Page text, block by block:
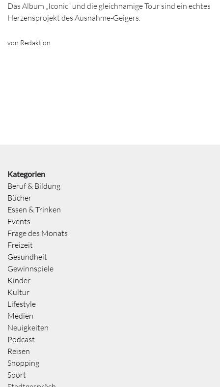
Das Album „Iconic“ und die gleichnamige Tour sind ein echtes
Herzensprojekt des Ausnahme-Geigers.
von Redaktion
Kategorien
Beruf & Bildung
Bücher
Essen & Trinken
Events
Frage des Monats
Freizeit
Gesundheit
Gewinnspiele
Kinder
Kultur
Lifestyle
Medien
Neuigkeiten
Podcast
Reisen
Shopping
Sport